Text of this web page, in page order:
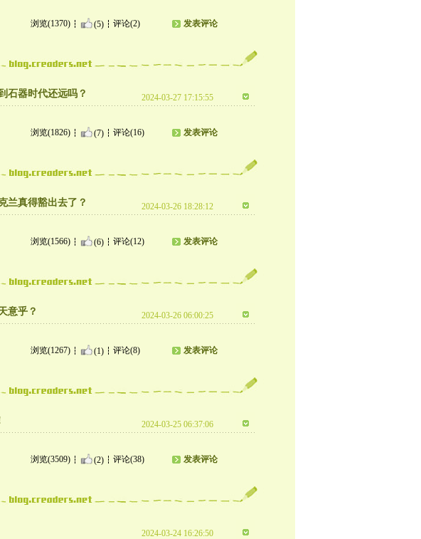
浏览(1370) (5) 评论(2) 发表评论
石器时代还远吗？ 2024-03-27 17:15:55
浏览(1826) (7) 评论(16) 发表评论
兰真得豁出去了？ 2024-03-26 18:28:12
浏览(1566) (6) 评论(12) 发表评论
意乎？ 2024-03-26 06:00:25
浏览(1267) (1) 评论(8) 发表评论
2024-03-25 06:37:06
浏览(3509) (2) 评论(38) 发表评论
2024-03-24 16:26:50